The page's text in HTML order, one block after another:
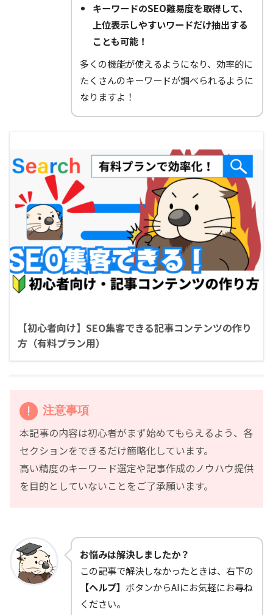
キーワードのSEO難易度を取得して、
上位表示しやすいワードだけ抽出する
ことも可能！
多くの機能が使えるようになり、効率的に
たくさんのキーワードが調べられるように
なりますよ！
【初心者向け】SEO集客できる記事コンテンツの作り
方（有料プラン用）
注意事項
本記事の内容は初心者がまず始めてもらえるよう、各
セクションをできるだけ簡略化しています。
高い精度のキーワード選定や記事作成のノウハウ提供
を目的としていないことをご了承願います。
お悩みは解決しましたか？
この記事で解決しなかったときは、右下の
【ヘルプ】 ボタンからAIにお気軽にお尋ね
ください。